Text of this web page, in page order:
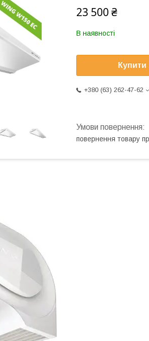
23 500 ₴
В наявності
Купити
+380 (63) 262-47-62
повернення товару